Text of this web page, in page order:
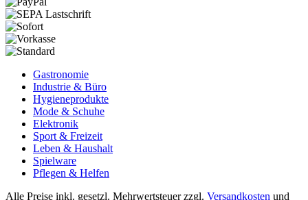
Gastronomie
Industrie & Büro
Hygieneprodukte
Mode & Schuhe
Elektronik
Sport & Freizeit
Leben & Haushalt
Spielware
Pflegen & Helfen
Alle Preise inkl. gesetzl. Mehrwertsteuer zzgl. Versandkosten und